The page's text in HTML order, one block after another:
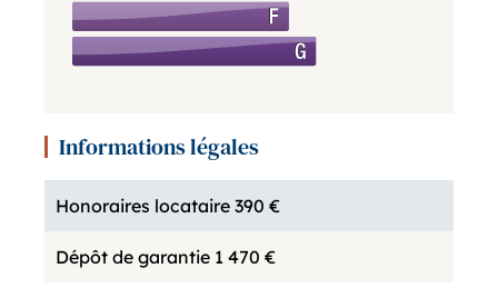
Informations légales
Honoraires locataire 390 €
Dépôt de garantie 1 470 €